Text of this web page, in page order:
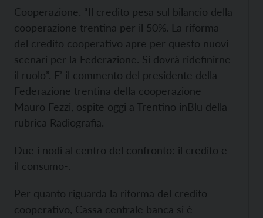
Cooperazione. “Il credito pesa sul bilancio della
cooperazione trentina per il 50%. La riforma
del credito cooperativo apre per questo nuovi
scenari per la Federazione. Si dovrà ridefinirne
il ruolo”. E’ il commento del presidente della
Federazione trentina della cooperazione
Mauro Fezzi, ospite oggi a Trentino inBlu della
rubrica Radiografia.
Due i nodi al centro del confronto: il credito e
il consumo-.
Per quanto riguarda la riforma del credito
cooperativo, Cassa centrale banca si è